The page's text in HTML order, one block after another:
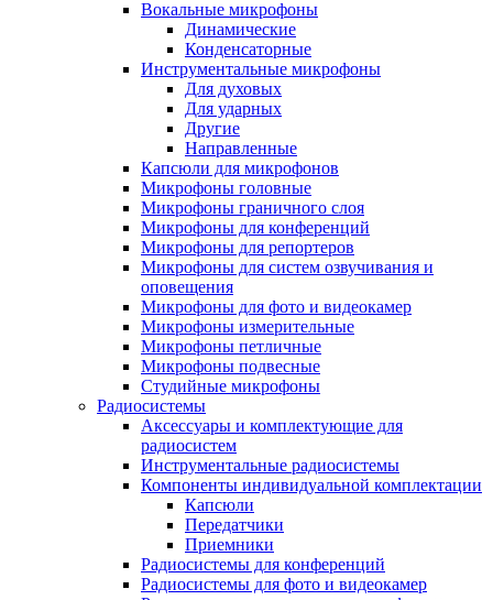
Вокальные микрофоны
Динамические
Конденсаторные
Инструментальные микрофоны
Для духовых
Для ударных
Другие
Направленные
Капсюли для микрофонов
Микрофоны головные
Микрофоны граничного слоя
Микрофоны для конференций
Микрофоны для репортеров
Микрофоны для систем озвучивания и
оповещения
Микрофоны для фото и видеокамер
Микрофоны измерительные
Микрофоны петличные
Микрофоны подвесные
Студийные микрофоны
Радиосистемы
Аксессуары и комплектующие для
радиосистем
Инструментальные радиосистемы
Компоненты индивидуальной комплектации
Капсюли
Передатчики
Приемники
Радиосистемы для конференций
Радиосистемы для фото и видеокамер